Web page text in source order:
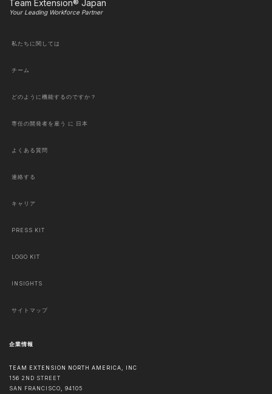
Team Extension® Japan
Your Leading Workforce Partner
私たちに関しては
チーム
どのように機能するのですか？
専任の開発者を雇う に 日本
よくある質問
連絡する
キャリア
PRESS KIT
LOGO KIT
INSIGHTS
サイトマップ
企業情報
TEAM EXTENSION NORTH AMERICA, INC
156 2ND STREET
SAN FRANCISCO, 94105